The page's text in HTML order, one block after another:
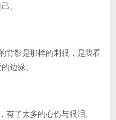
。
影是那样的刺眼，是我看
边缘。
了太多的心伤与眼泪。